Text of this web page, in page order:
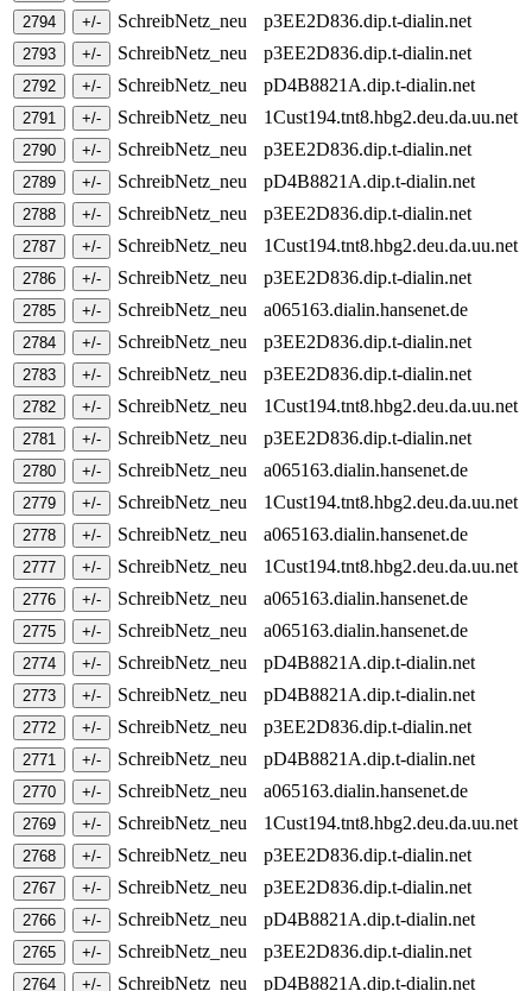
SchreibNetz_neu
p3EE2D836.dip.t-dialin.net
SchreibNetz_neu
p3EE2D836.dip.t-dialin.net
SchreibNetz_neu
pD4B8821A.dip.t-dialin.net
SchreibNetz_neu
1Cust194.tnt8.hbg2.deu.da.uu.net
SchreibNetz_neu
p3EE2D836.dip.t-dialin.net
SchreibNetz_neu
pD4B8821A.dip.t-dialin.net
SchreibNetz_neu
p3EE2D836.dip.t-dialin.net
SchreibNetz_neu
1Cust194.tnt8.hbg2.deu.da.uu.net
SchreibNetz_neu
p3EE2D836.dip.t-dialin.net
SchreibNetz_neu
a065163.dialin.hansenet.de
SchreibNetz_neu
p3EE2D836.dip.t-dialin.net
SchreibNetz_neu
p3EE2D836.dip.t-dialin.net
SchreibNetz_neu
1Cust194.tnt8.hbg2.deu.da.uu.net
SchreibNetz_neu
p3EE2D836.dip.t-dialin.net
SchreibNetz_neu
a065163.dialin.hansenet.de
SchreibNetz_neu
1Cust194.tnt8.hbg2.deu.da.uu.net
SchreibNetz_neu
a065163.dialin.hansenet.de
SchreibNetz_neu
1Cust194.tnt8.hbg2.deu.da.uu.net
SchreibNetz_neu
a065163.dialin.hansenet.de
SchreibNetz_neu
a065163.dialin.hansenet.de
SchreibNetz_neu
pD4B8821A.dip.t-dialin.net
SchreibNetz_neu
pD4B8821A.dip.t-dialin.net
SchreibNetz_neu
p3EE2D836.dip.t-dialin.net
SchreibNetz_neu
pD4B8821A.dip.t-dialin.net
SchreibNetz_neu
a065163.dialin.hansenet.de
SchreibNetz_neu
1Cust194.tnt8.hbg2.deu.da.uu.net
SchreibNetz_neu
p3EE2D836.dip.t-dialin.net
SchreibNetz_neu
p3EE2D836.dip.t-dialin.net
SchreibNetz_neu
pD4B8821A.dip.t-dialin.net
SchreibNetz_neu
p3EE2D836.dip.t-dialin.net
SchreibNetz_neu
pD4B8821A.dip.t-dialin.net